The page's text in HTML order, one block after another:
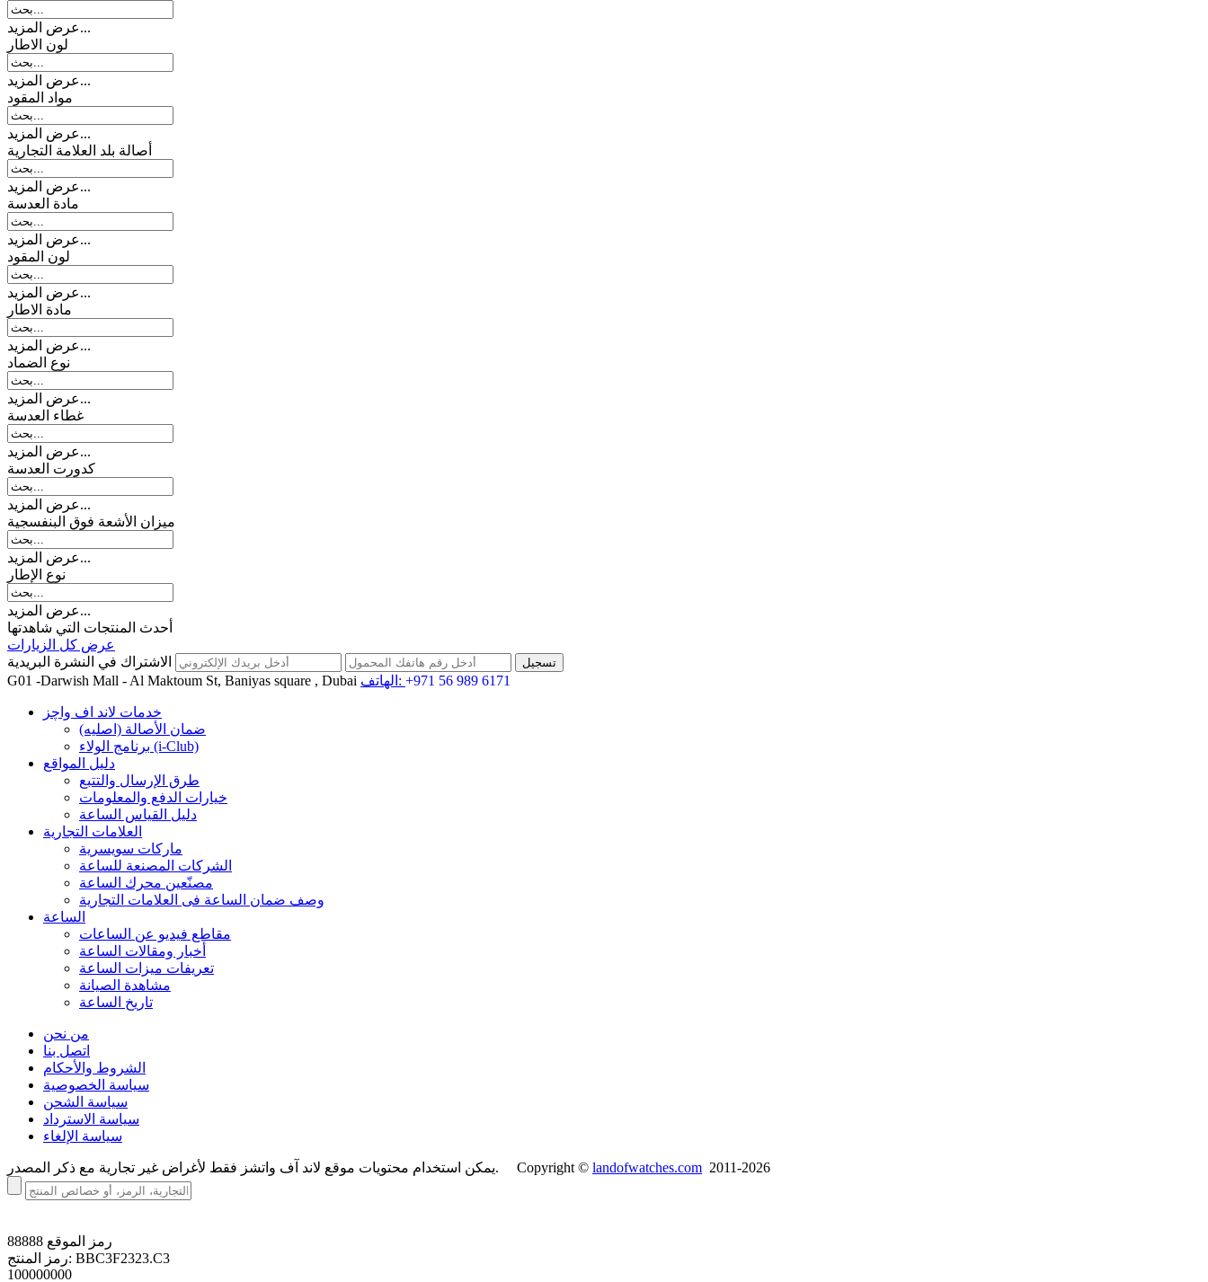
عرض المزيد...
لون الاطار
عرض المزيد...
مواد المقود
عرض المزيد...
أصالة بلد العلامة التجارية
عرض المزيد...
مادة العدسة
عرض المزيد...
لون المقود
عرض المزيد...
مادة الاطار
عرض المزيد...
نوع الضماد
عرض المزيد...
غطاء العدسة
عرض المزيد...
کدورت العدسة
عرض المزيد...
میزان الأشعة فوق البنفسجية
عرض المزيد...
نوع الإطار
عرض المزيد...
أحدث المنتجات التي شاهدتها
عرض كل الزيارات
الاشتراك في النشرة البريدية
G01 -Darwish Mall - Al Maktoum St, Baniyas square , Dubai
الهاتف: +971 56 989 6171
خدمات لاند اف واچز
ضمان الأصالة (اصلیه)
برنامج الولاء (i-Club)
دليل المواقع
طرق الإرسال والتتبع
خيارات الدفع والمعلومات
دليل القياس الساعة
العلامات التجارية
ماركات سويسرية
الشركات المصنعة للساعة
مصنّعين محرك الساعة
وصف ضمان الساعة فی العلامات التجارية
الساعة
مقاطع فيديو عن الساعات
أخبار ومقالات الساعة
تعريفات ميزات الساعة
مشاهدة الصيانة
تاريخ الساعة
من نحن
اتصل بنا
الشروط والأحكام
سياسة الخصوصية
سياسة الشحن
سياسة الاسترداد
سياسة الإلغاء
يمكن استخدام محتويات موقع لاند آف واتشز فقط لأغراض غير تجارية مع ذكر المصدر. Copyright © landofwatches.com 2011-2026
رمز الموقع 88888
رمز المنتج: BBC3F2323.C3
100000000